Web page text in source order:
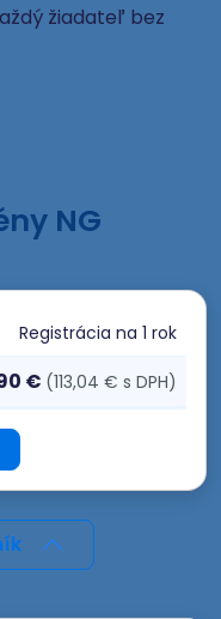
žiadateľ bez
NG
Registrácia na 1 rok
€ (113,04 € s DPH)